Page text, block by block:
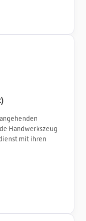
Handwerkszeug
mit ihren